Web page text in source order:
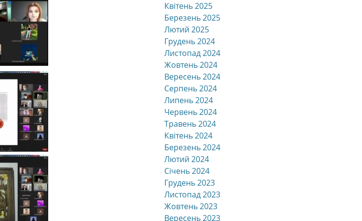
Квітень 2025
Березень 2025
Лютий 2025
Грудень 2024
Листопад 2024
Жовтень 2024
Вересень 2024
Серпень 2024
Липень 2024
Червень 2024
Травень 2024
Квітень 2024
Березень 2024
Лютий 2024
Січень 2024
Грудень 2023
Листопад 2023
Жовтень 2023
Вересень 2023